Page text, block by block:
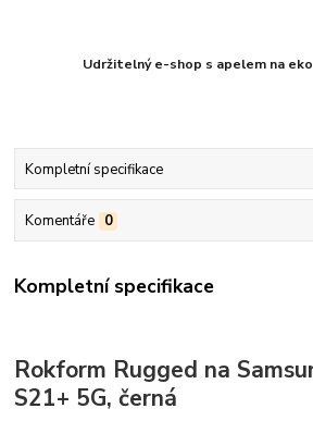
Udržitelný e-shop s apelem na
Kompletní specifikace
Komentáře 0
Kompletní specifikace
Rokform Rugged na
S21+ 5G, černá